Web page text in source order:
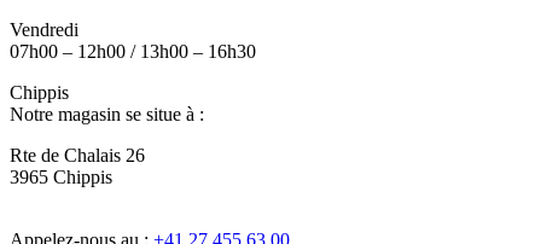
Vendredi
07h00 – 12h00 / 13h00 – 16h30
Chippis
Notre magasin se situe à :
Rte de Chalais 26
3965 Chippis
Appelez-nous au : +41 27 455 63 00